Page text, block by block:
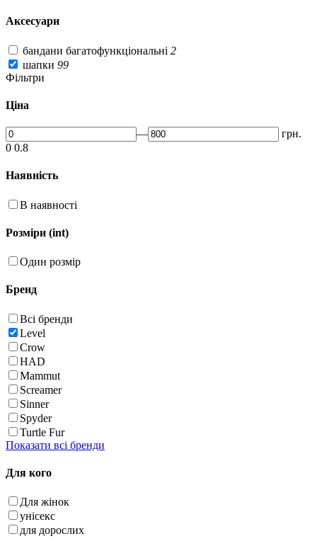
Аксесуари
бандани багатофункціональні 2
шапки 99
Фільтри
Ціна
—
грн.
0 0.8
Наявність
В наявності
Розміри (int)
Один розмір
Бренд
Всі бренди
Level
Crow
HAD
Mammut
Screamer
Sinner
Spyder
Turtle Fur
Показати всі бренди
Для кого
Для жінок
унісекс
для дорослих